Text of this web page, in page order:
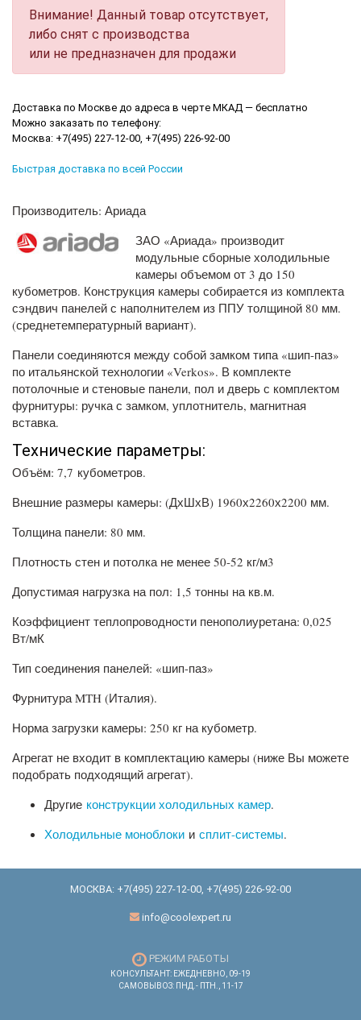
Внимание! Данный товар отсутствует,
либо снят с производства
или не предназначен для продажи
Доставка по Москве до адреса в черте МКАД — бесплатно
Можно заказать по телефону:
Москва: +7(495) 227-12-00, +7(495) 226-92-00
Быстрая доставка по всей России
Производитель: Ариада
ЗАО «Ариада» производит
модульные сборные холодильные
камеры объемом от 3 до 150
кубометров. Конструкция камеры собирается из комплекта
сэндвич панелей с наполнителем из ППУ толщиной 80 мм.
(среднетемпературный вариант).
Панели соединяются между собой замком типа «шип-паз»
по итальянской технологии «Verkos». В комплекте
потолочные и стеновые панели, пол и дверь с комплектом
фурнитуры: ручка с замком, уплотнитель, магнитная
вставка.
Технические параметры:
Объём: 7,7 кубометров.
Внешние размеры камеры: (ДхШхВ) 1960х2260х2200 мм.
Толщина панели: 80 мм.
Плотность стен и потолка не менее 50-52 кг/м3
Допустимая нагрузка на пол: 1,5 тонны на кв.м.
Коэффициент теплопроводности пенополиуретана: 0,025
Вт/мК
Тип соединения панелей: «шип-паз»
Фурнитура MTH (Италия).
Норма загрузки камеры: 250 кг на кубометр.
Агрегат не входит в комплектацию камеры (ниже Вы можете
подобрать подходящий агрегат).
Другие конструкции холодильных камер.
Холодильные моноблоки и сплит-системы.
МОСКВА: +7(495) 227-12-00, +7(495) 226-92-00
info@coolexpert.ru
РЕЖИМ РАБОТЫ
КОНСУЛЬТАНТ: ЕЖЕДНЕВНО, 09-19
САМОВЫВОЗ: ПНД.- ПТН., 11-17